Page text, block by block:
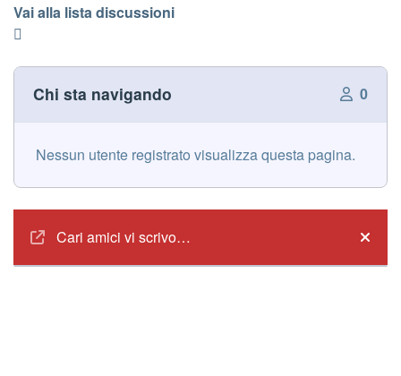
Vai alla lista discussioni
Chi sta navigando 0
Nessun utente registrato visualizza questa pagina.
Cari amici vi scrivo…
Hide